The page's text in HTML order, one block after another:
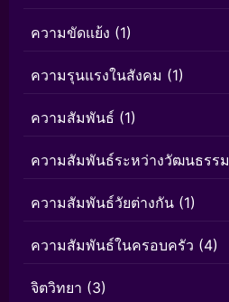
ความขัดแย้ง (1)
ความรุนแรงในสังคม (1)
ความสัมพันธ์ (1)
ความสัมพันธ์ระหว่างวัฒนธรรม
ความสัมพันธ์วัยต่างกัน (1)
ความสัมพันธ์ในครอบครัว (4)
จิตวิทยา (3)